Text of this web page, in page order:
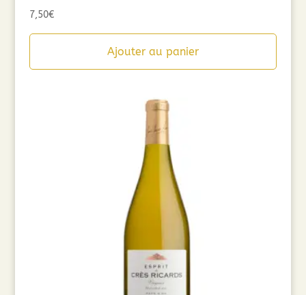
7,50€
Ajouter au panier